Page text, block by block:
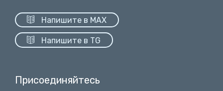
 Напишите в MAX
 Напишите в TG
Присоединяйтесь